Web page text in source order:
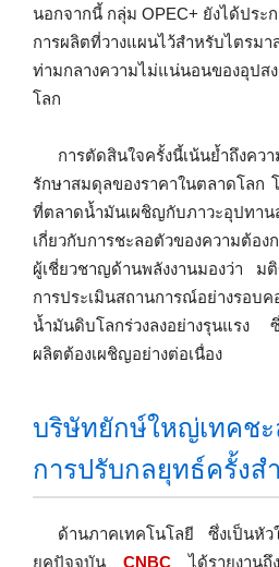
นอกจากนี้ กลุ่ม OPEC+ ยังได้ประ
การผลิตที่วางแผนไว้สำหรับไตรม
ท่ามกลางความไม่แน่นอนของอุปส
โลก
การตัดสินใจครั้งนี้เน้นย้ำถึงคว
รักษาสมดุลของราคาในตลาดโลก
ที่ตลาดน้ำมันเผชิญกับภาวะอุปทาน
เกี่ยวกับการชะลอตัวของความต้อง
ผู้เชี่ยวชาญด้านพลังงานมองว่า ม
การประเมินสถานการณ์อย่างรอบ
น้ำมันดิบโลกร่วงลงอย่างรุนแรง
ผลิตต้องเผชิญอย่างต่อเนื่อง
บริษัทยักษ์ใหญ่เทคชะ
การปรับกลยุทธ์ครั้งส
ด้านภาคเทคโนโลยี ซึ่งเป็นหัว
ยุคปัจจุบัน CNBC ได้รายงานถึ